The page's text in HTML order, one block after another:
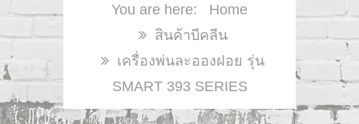
Home
สินค้าบีคลีน
เครื่องพ่นละอองฝอย รุ่น
SMART 393 SERIES